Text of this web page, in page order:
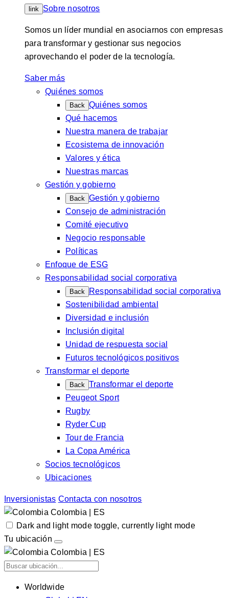
link Sobre nosotros
Somos un líder mundial en asociarnos con empresas
para transformar y gestionar sus negocios
aprovechando el poder de la tecnología.
Saber más
Quiénes somos
Back Quiénes somos
Qué hacemos
Nuestra manera de trabajar
Ecosistema de innovación
Valores y ética
Nuestras marcas
Gestión y gobierno
Back Gestión y gobierno
Consejo de administración
Comité ejecutivo
Negocio responsable
Políticas
Enfoque de ESG
Responsabilidad social corporativa
Back
Responsabilidad social corporativa
Sostenibilidad ambiental
Diversidad e inclusión
Inclusión digital
Unidad de respuesta social
Futuros tecnológicos positivos
Transformar el deporte
Back Transformar el deporte
Peugeot Sport
Rugby
Ryder Cup
Tour de Francia
La Copa América
Socios tecnológicos
Ubicaciones
Inversionistas Contacta con nosotros
Colombia | ES
Dark and light mode toggle, currently light mode
Tu ubicación
Colombia | ES
Worldwide